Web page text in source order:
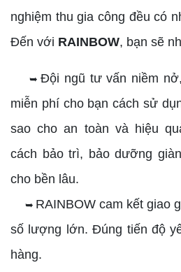
nghiệm thu gia công đều có
Đến với RAINBOW, bạn sẽ
➥Đội ngũ tư vấn niềm
miễn phí cho bạn cách sử
sao cho an toàn và hiệu
cách bảo trì, bảo dưỡng
cho bền lâu.
➥ RAINBOW cam kết giao
số lượng lớn. Đúng tiến độ
hàng.